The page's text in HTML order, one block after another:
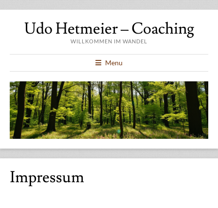
Udo Hetmeier – Coaching
WILLKOMMEN IM WANDEL
Menu
Impressum